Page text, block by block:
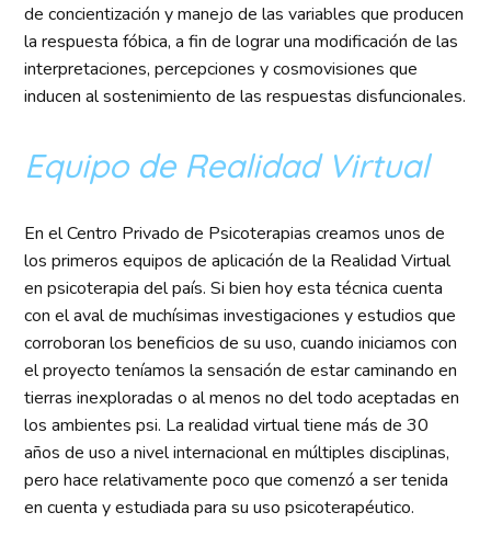
de concientización y manejo de las variables que producen
la respuesta fóbica, a fin de lograr una modificación de las
interpretaciones, percepciones y cosmovisiones que
inducen al sostenimiento de las respuestas disfuncionales.
Equipo de Realidad Virtual
En el Centro Privado de Psicoterapias creamos unos de
los primeros equipos de aplicación de la Realidad Virtual
en psicoterapia del país. Si bien hoy esta técnica cuenta
con el aval de muchísimas investigaciones y estudios que
corroboran los beneficios de su uso, cuando iniciamos con
el proyecto teníamos la sensación de estar caminando en
tierras inexploradas o al menos no del todo aceptadas en
los ambientes psi. La realidad virtual tiene más de 30
años de uso a nivel internacional en múltiples disciplinas,
pero hace relativamente poco que comenzó a ser tenida
en cuenta y estudiada para su uso psicoterapéutico.